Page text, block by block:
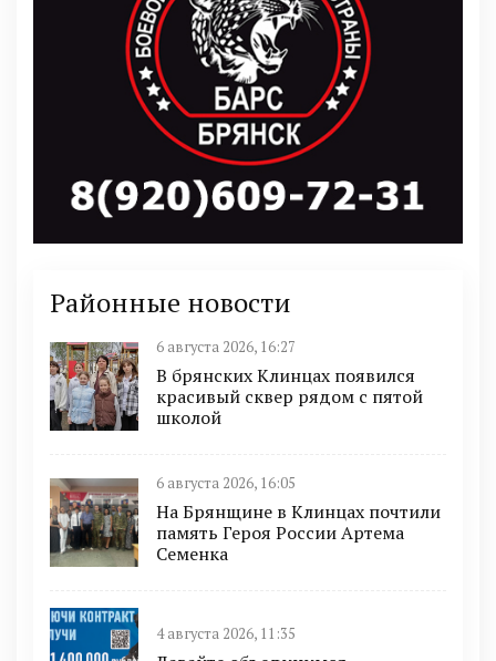
Районные новости
6 августа 2026, 16:27
В брянских Клинцах появился
красивый сквер рядом с пятой
школой
6 августа 2026, 16:05
На Брянщине в Клинцах почтили
память Героя России Артема
Семенка
4 августа 2026, 11:35